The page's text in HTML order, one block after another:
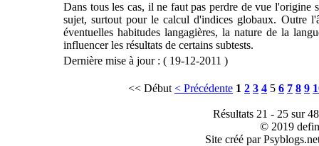
Dans tous les cas, il ne faut pas perdre de vue l'origine
sujet, surtout pour le calcul d'indices globaux. Outre
éventuelles habitudes langagières, la nature de la
influencer les résultats de certains subtests.
Dernière mise à jour : ( 19-12-2011 )
<< Début < Précédente 1 2 3 4 5 6 7 8 9
Résultats 21 - 25 sur
© 2019
Site créé par